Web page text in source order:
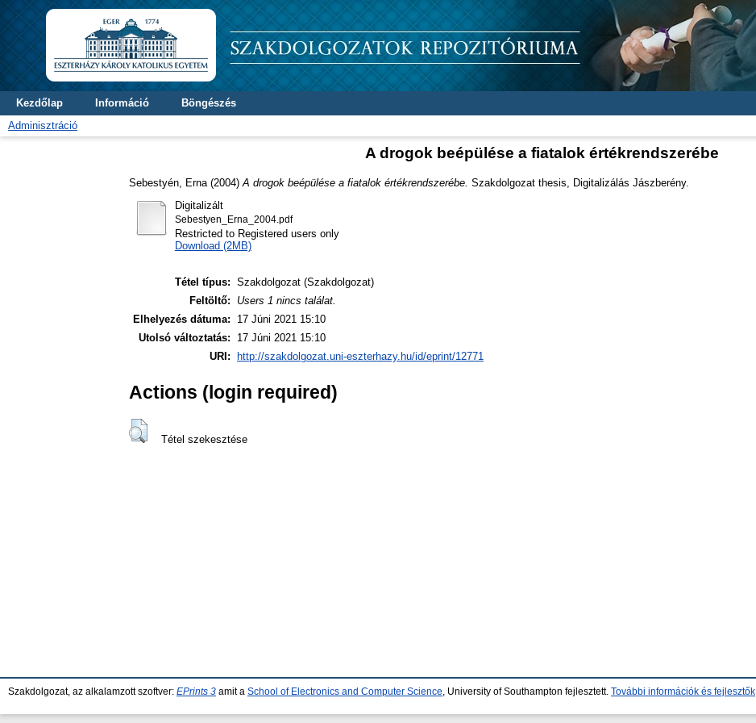
Kezdőlap Információ
Böngészés
Adminisztráció
A drogok beépülése a fiatalok értékrendszerébe
Sebestyén, Erna (2004) A drogok beépülése a fiatalok értékrendszerébe. Szakdolgozat thesis, Digitalizálás Jászberény.
Digitalizált
Sebestyen_Erna_2004.pdf
Restricted to Registered users only
Download (2MB)
Tétel típus: Szakdolgozat (Szakdolgozat)
Feltöltő:
Users 1 nincs találat.
Elhelyezés dátuma:
17 Júni 2021 15:10
Utolsó változtatás:
17 Júni 2021 15:10
URI:
http://szakdolgozat.uni-eszterhazy.hu/id/eprint/12771
Actions (login required)
Tétel szekesztése
Szakdolgozat, az alkalamzott szoftver: EPrints 3 amit a School of Electronics and Computer Science , University of Southampton fejlesztett. További információk és fejlesztők